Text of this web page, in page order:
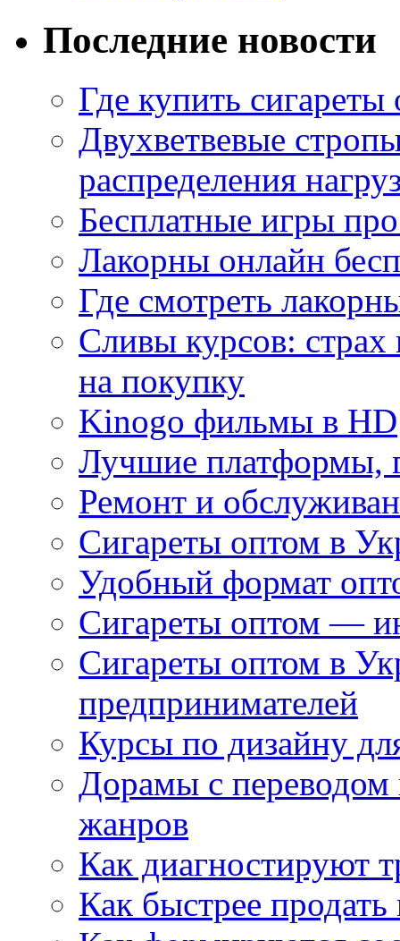
Последние новости
Где купить
Двухветвевые
распределения
Бесплатные игры
Лакорны онлайн
Где смотреть
Сливы курсов:
на покупку
Kinogo фильмы в HD
Лучшие платформы,
Ремонт и
Сигареты оптом в
Удобный формат
Сигареты оптом —
Сигареты оптом в
предпринимателей
Курсы по дизайну
Дорамы с переводом
жанров
Как диагностируют
Как быстрее